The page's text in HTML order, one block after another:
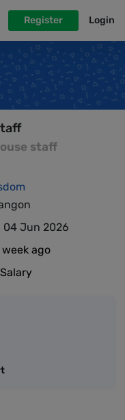
Register Login
staff
04 Jun 2026
ago